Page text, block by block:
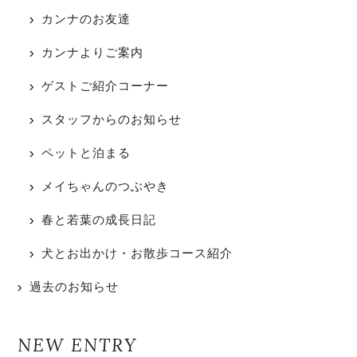
カンナのお友達
カンナよりご案内
ゲストご紹介コーナー
スタッフからのお知らせ
ペットと泊まる
メイちゃんのつぶやき
春と若葉の成長日記
犬とお出かけ・お散歩コース紹介
過去のお知らせ
NEW ENTRY